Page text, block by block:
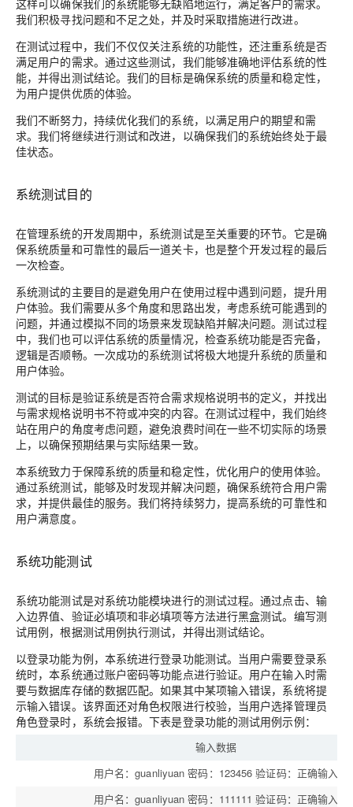
我们积极寻找问题和不足之处，并及时采取措施进行改进。
在测试过程中，我们不仅仅关注系统的功能性，还注重系统是否
满足用户的需求。通过这些测试，我们能够准确地评估系统的性
能，并得出测试结论。我们的目标是确保系统的质量和稳定性，
为用户提供优质的体验。
我们不断努力，持续优化我们的系统，以满足用户的期望和需
求。我们将继续进行测试和改进，以确保我们的系统始终处于最
佳状态。
系统测试目的
在管理系统的开发周期中，系统测试是至关重要的环节。它是确
保系统质量和可靠性的最后一道关卡，也是整个开发过程的最后
一次检查。
系统测试的主要目的是避免用户在使用过程中遇到问题，提升用
户体验。我们需要从多个角度和思路出发，考虑系统可能遇到的
问题，并通过模拟不同的场景来发现缺陷并解决问题。测试过程
中，我们也可以评估系统的质量情况，检查系统功能是否完备，
逻辑是否顺畅。一次成功的系统测试将极大地提升系统的质量和
用户体验。
测试的目标是验证系统是否符合需求规格说明书的定义，并找出
与需求规格说明书不符或冲突的内容。在测试过程中，我们始终
站在用户的角度考虑问题，避免浪费时间在一些不切实际的场景
上，以确保预期结果与实际结果一致。
本系统致力于保障系统的质量和稳定性，优化用户的使用体验。
通过系统测试，能够及时发现并解决问题，确保系统符合用户需
求，并提供最佳的服务。我们将持续努力，提高系统的可靠性和
用户满意度。
系统功能测试
系统功能测试是对系统功能模块进行的测试过程。通过点击、输
入边界值、验证必填项和非必填项等方法进行黑盒测试。编写测
试用例，根据测试用例执行测试，并得出测试结论。
以登录功能为例，本系统进行登录功能测试。当用户需要登录系
统时，本系统通过账户密码等功能点进行验证。用户在输入时需
要与数据库存储的数据匹配。如果其中某项输入错误，系统将提
示输入错误。该界面还对角色权限进行校验，当用户选择管理员
角色登录时，系统会报错。下表是登录功能的测试用例示例：
输入数据
用户名：guanliyuan 密码：123456 验证码：正确输入
用户名：guanliyuan 密码：111111 验证码：正确输入